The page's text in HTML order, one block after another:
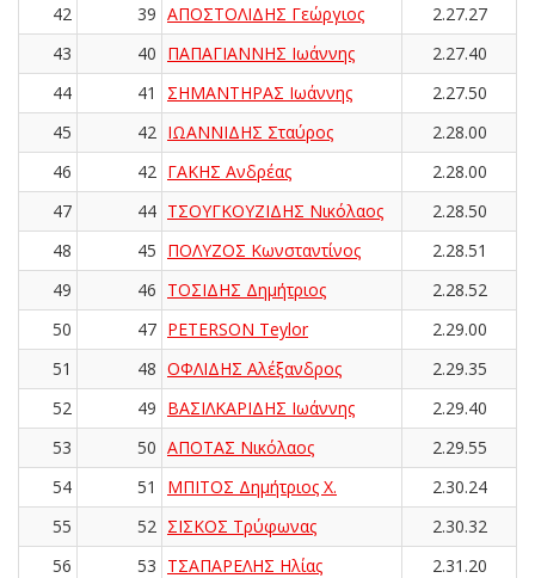
42
39 ΑΠΟΣΤΟΛΙΔΗΣ Γεώργιος
2.27.27
43
40 ΠΑΠΑΓΙΑΝΝΗΣ Ιωάννης
2.27.40
44
41 ΣΗΜΑΝΤΗΡΑΣ Ιωάννης
2.27.50
45
42 ΙΩΑΝΝΙΔΗΣ Σταύρος
2.28.00
46
42 ΓΑΚΗΣ Ανδρέας
2.28.00
47
44 ΤΣΟΥΓΚΟΥΖΙΔΗΣ Νικόλαος
2.28.50
48
45 ΠΟΛΥΖΟΣ Κωνσταντίνος
2.28.51
49
46 ΤΟΣΙΔΗΣ Δημήτριος
2.28.52
50
47 PETERSON Teylor
2.29.00
51
48 ΟΦΛΙΔΗΣ Αλέξανδρος
2.29.35
52
49 ΒΑΣΙΛΚΑΡΙΔΗΣ Ιωάννης
2.29.40
53
50 ΑΠΟΤΑΣ Νικόλαος
2.29.55
54
51 ΜΠΙΤΟΣ Δημήτριος Χ.
2.30.24
55
52 ΣΙΣΚΟΣ Τρύφωνας
2.30.32
56
53 ΤΣΑΠΑΡΕΛΗΣ Ηλίας
2.31.20